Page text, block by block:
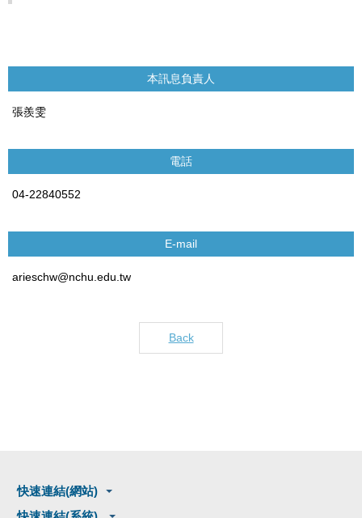
本訊息負責人
張羨雯
電話
04-22840552
E-mail
arieschw@nchu.edu.tw
Back
快速連結(網站)